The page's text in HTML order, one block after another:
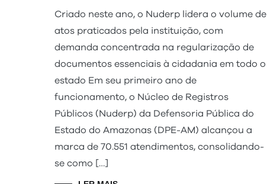
Criado neste ano, o Nuderp lidera o volume de
atos praticados pela instituição, com
demanda concentrada na regularização de
documentos essenciais à cidadania em todo o
estado Em seu primeiro ano de
funcionamento, o Núcleo de Registros
Públicos (Nuderp) da Defensoria Pública do
Estado do Amazonas (DPE-AM) alcançou a
marca de 70.551 atendimentos, consolidando-
se como […]